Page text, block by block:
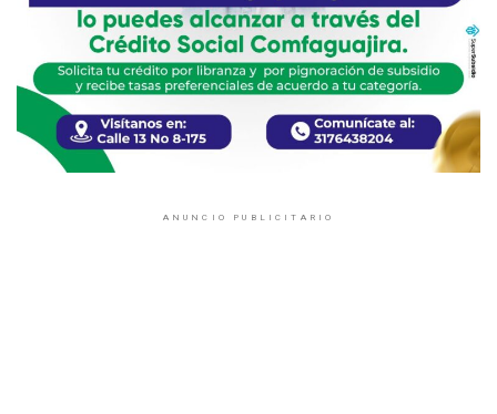
ANUNCIO PUBLICITARIO